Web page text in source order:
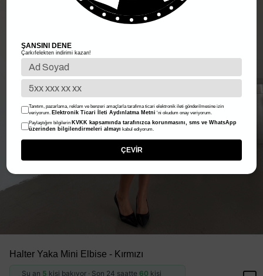
Halter Yaka Mini Elbise - Kırmızı
Şu an 5 kişi bakıyor · Son 24 saatte 60 kişi
ŞANSINI DENE
Çarkıfelekten indirimi kazan!
Tanıtım, pazarlama, reklam ve benzeri amaçlarla tarafıma ticari elektronik ileti gönderilmesine izin
veriyorum. Elektronik Ticari İleti Aydınlatma Metni 'ni okudum onay veriyorum.
Paylaştığım bilgilerin KVKK kapsamında tarafınızca korunmasını, sms ve WhatsApp
üzerinden bilgilendirmeleri almayı kabul ediyorum.
ÇEVİR